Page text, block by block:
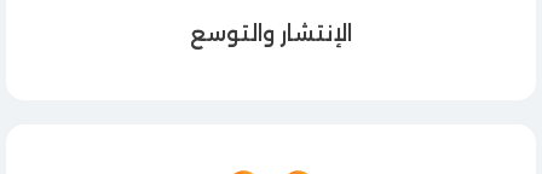
الإنتشار والتوسع